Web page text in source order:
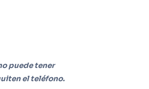
puede tener
el teléfono.